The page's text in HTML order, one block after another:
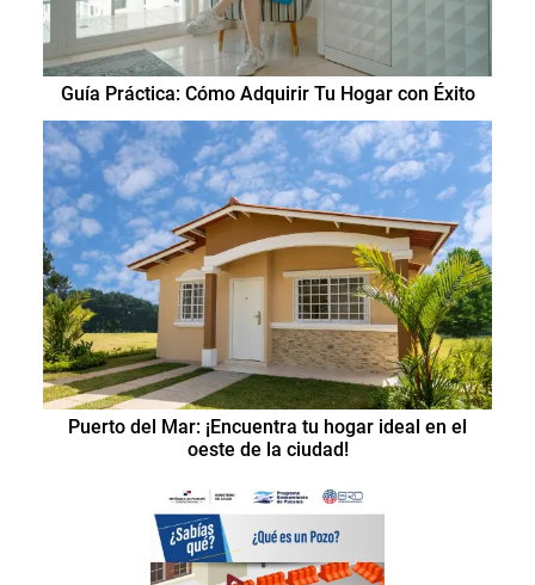
Guía Práctica: Cómo Adquirir Tu Hogar con Éxito
Puerto del Mar: ¡Encuentra tu hogar ideal en el
oeste de la ciudad!